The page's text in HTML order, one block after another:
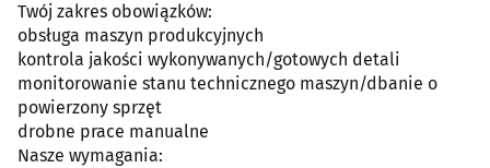
Twój zakres obowiązków:
obsługa maszyn produkcyjnych
kontrola jakości wykonywanych/gotowych detali
monitorowanie stanu technicznego maszyn/dbanie o
powierzony sprzęt
drobne prace manualne
Nasze wymagania: